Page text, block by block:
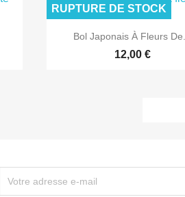
 Aperçu rapide
Bol Japonais À Fleurs
12,00 €
RUPTURE DE STOCK